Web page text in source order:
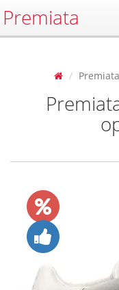
Premiata